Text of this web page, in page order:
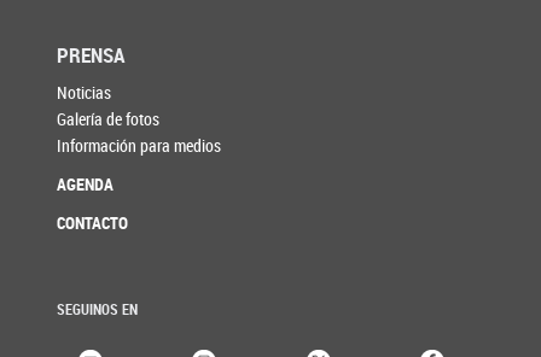
PRENSA
Noticias
Galería de fotos
Información para medios
AGENDA
CONTACTO
SEGUINOS EN